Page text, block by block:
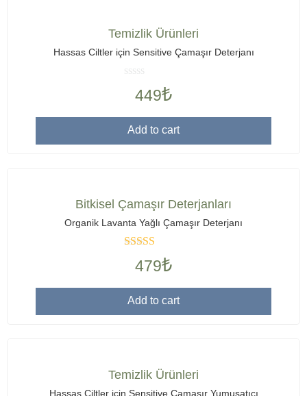
Temizlik Ürünleri
Hassas Ciltler için Sensitive Çamaşır Deterjanı
449₺
Add to cart
of
5
Bitkisel Çamaşır Deterjanları
Organik Lavanta Yağlı Çamaşır Deterjanı
479₺
Add to cart
out
of 5
Temizlik Ürünleri
Hassas Ciltler için Sensitive Çamaşır Yumuşatıcı